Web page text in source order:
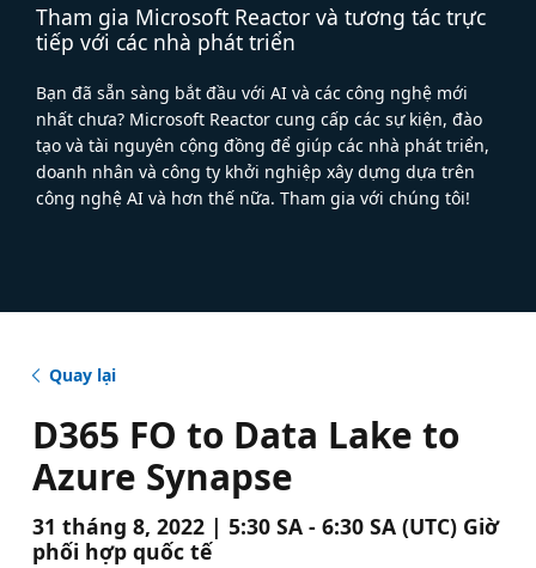
Tham gia Microsoft Reactor và tương tác trực
tiếp với các nhà phát triển
Bạn đã sẵn sàng bắt đầu với AI và các công nghệ mới
nhất chưa? Microsoft Reactor cung cấp các sự kiện, đào
tạo và tài nguyên cộng đồng để giúp các nhà phát triển,
doanh nhân và công ty khởi nghiệp xây dựng dựa trên
công nghệ AI và hơn thế nữa. Tham gia với chúng tôi!
Quay lại
D365 FO to Data Lake to
Azure Synapse
31 tháng 8, 2022 | 5:30 SA - 6:30 SA (UTC) Giờ
phối hợp quốc tế